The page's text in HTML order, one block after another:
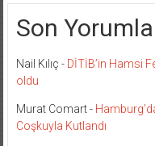
Son
Nail Kılıç - DİTİB’in Hamsi
oldu
Murat Comart-
Coşkuyla Kutlandı